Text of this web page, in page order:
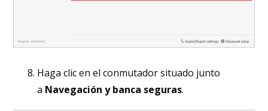
Haga clic en el conmutador situado junto
a Navegación y banca seguras.